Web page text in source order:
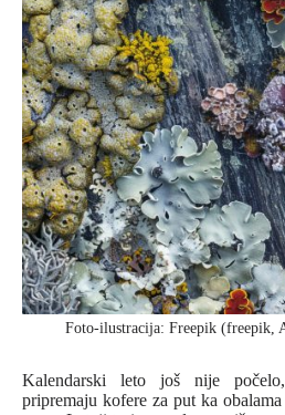
Foto-ilustracija: Freepik (freepik,
Kalendarski leto još nije
pripremaju kofere za put ka